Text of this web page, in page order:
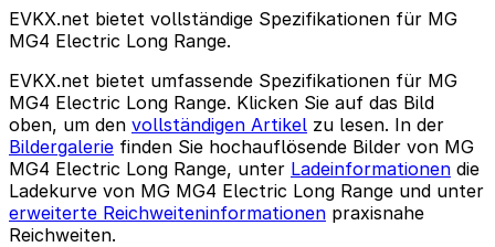
EVKX.net bietet vollständige Spezifikationen für MG
MG4 Electric Long Range.
EVKX.net bietet umfassende Spezifikationen für MG
MG4 Electric Long Range. Klicken Sie auf das Bild
oben, um den vollständigen Artikel zu lesen. In der
Bildergalerie finden Sie hochauflösende Bilder von MG
MG4 Electric Long Range, unter Ladeinformationen die
Ladekurve von MG MG4 Electric Long Range und unter
erweiterte Reichweiteninformationen praxisnahe
Reichweiten.